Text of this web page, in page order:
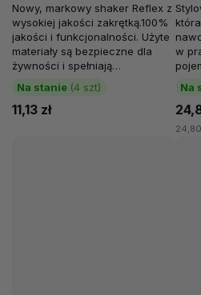
Na stanie (4 szt)
11,13 zł
Nowy, markowy shaker Reflex z
wysokiej jakości zakrętką.100%
jakości i funkcjonalności. Użyte
materiały są bezpieczne dla
żywności i spełniają
najsurowsze kryteria.
Na
24,80
w